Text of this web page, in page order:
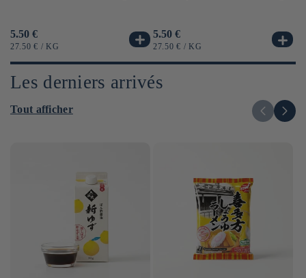
Prix
habituel
5.50 €
PRIX
27.50 € / PAR
KG
Prix
habituel
5.50 €
PRIX
27.50 € / PAR
KG
Les derniers arrivés
Tout afficher